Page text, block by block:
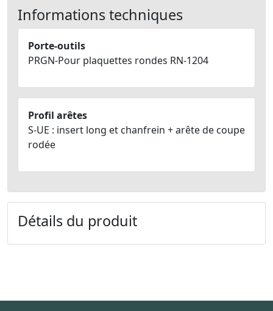
Informations techniques
Porte-outils
PRGN-Pour plaquettes rondes RN-1204
Profil arêtes
S-UE : insert long et chanfrein + arête de coupe
rodée
Détails du produit